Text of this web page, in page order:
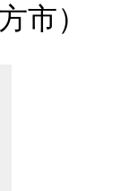
市）